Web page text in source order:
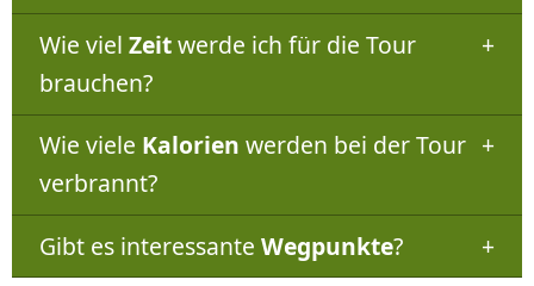
Wie viel Zeitwerde ich für die Tour
brauchen?
Wie viele Kalorien werden bei der Tour
verbrannt?
Gibt es interessante Wegpunkte?